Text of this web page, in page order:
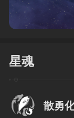
星魂
散勇